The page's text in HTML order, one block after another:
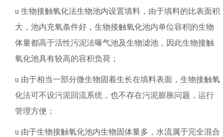
u 生物接触氧化法生物池内设置填料，由于填料的比表面积
大，池内充氧条件好，生物接触氧化池内单位容积的生物
体量都高于活性污泥法曝气池及生物滤池，因此生物接触
氧化池具有较高的容积负荷；
u 由于相当一部分微生物固着生长在填料表面，生物接触氧
化法可不设污泥回流系统，也不存在污泥膨胀问题，运行
管理方便；
u 由于生物接触氧化池内生物固体量多，水流属于完全混合